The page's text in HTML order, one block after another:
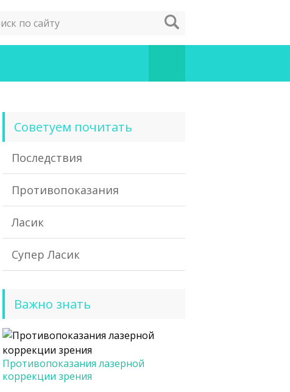
Советуем почитать
Последствия
Противопоказания
Ласик
Супер Ласик
Важно знать
Противопоказания лазерной
коррекции зрения